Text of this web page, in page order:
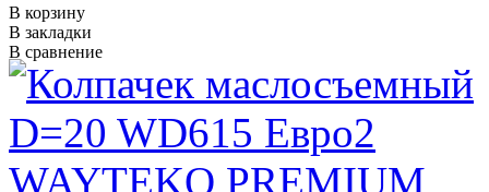
В корзину
В закладки
В сравнение